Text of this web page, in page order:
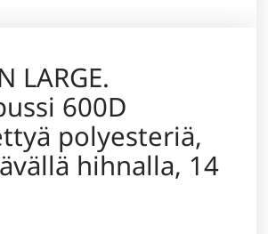
LARGE.
600D
polyesteriä,
hihnalla, 14